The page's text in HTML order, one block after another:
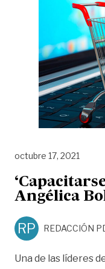
octubre 17, 2021
Angélica
RP REDACCIÓN
Una de las líderes